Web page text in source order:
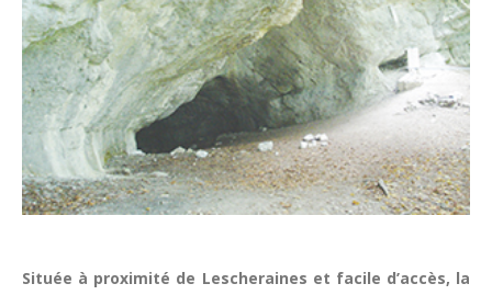
Située à proximité de Lescheraines et facile d’accès, la